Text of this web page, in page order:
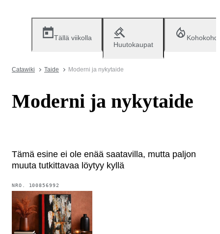
Tällä viikolla
Huutokaupat
Catawiki Taide Moderni ja nykytaide
Moderni ja nykytaide
Tämä esine ei ole enää saatavilla, mutta paljon
muuta tutkittavaa löytyy kyllä
NRO. 100856992